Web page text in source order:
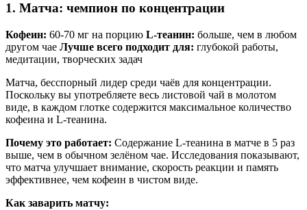
1. Матча: чемпион по концентрации
Кофеин: 60-70 мг на порцию L-теанин: больше, чем в любом
другом чае Лучше всего подходит для: глубокой работы,
медитации, творческих задач
Матча, бесспорный лидер среди чаёв для концентрации.
Поскольку вы употребляете весь листовой чай в молотом
виде, в каждом глотке содержится максимальное количество
кофеина и L-теанина.
Почему это работает: Содержание L-теанина в матче в 5 раз
выше, чем в обычном зелёном чае. Исследования показывают,
что матча улучшает внимание, скорость реакции и память
эффективнее, чем кофеин в чистом виде.
Как заварить матчу: